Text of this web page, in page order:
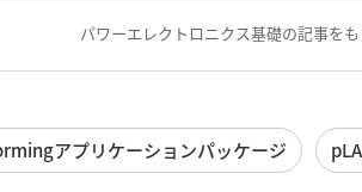
パワーエレクトロニクス基礎の記事を
アプリケーションパッケージ